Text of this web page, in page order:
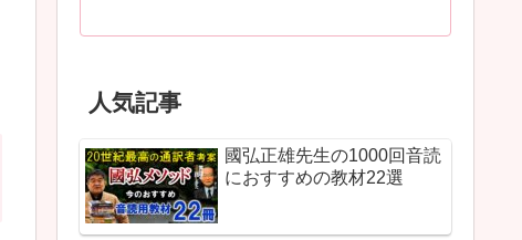
人気記事
國弘正雄先生の1000回音読
におすすめの教材22選